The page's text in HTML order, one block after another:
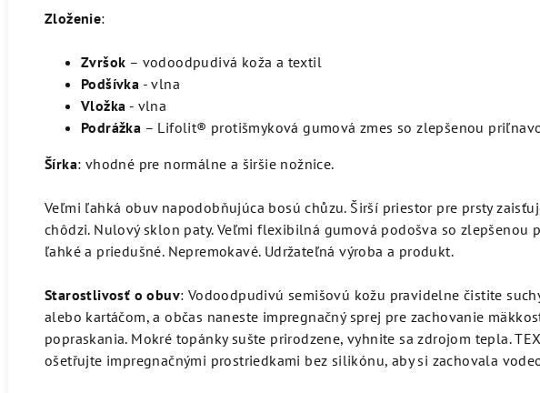
Zloženie:
Zvršok – vodoodpudivá koža a textil
Podšívka - vlna
Vložka - vlna
Podrážka – Lifolit® protišmyková gumová zmes so zlepšenou
Šírka: vhodné pre normálne a širšie nožnice.
Veľmi ľahká obuv napodobňujúca bosú chůzu. Širší priestor pre prsty
chôdzi. Nulový sklon paty. Veľmi flexibilná gumová podošva so zlepšenou
ľahké a priedušné. Nepremokavé. Udržateľná výroba a produkt.
Starostlivosť o obuv: Vodoodpudivú semišovú kožu pravidelne čistite
alebo kartáčom, a občas naneste impregnačný sprej pre zachovanie
popraskania. Mokré topánky sušte prirodzene, vyhnite sa zdrojom tepla.
ošetřujte impregnačnými prostriedkami bez silikónu, aby si zachovala